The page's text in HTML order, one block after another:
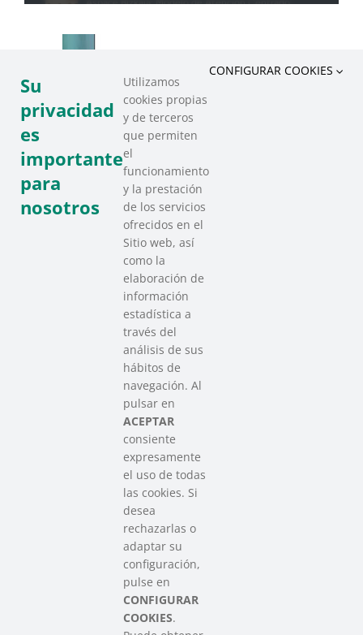
SAREEN SAREA
Asociación que agrupa a las redes
del Tercer Sector Social en Euskadi
Contacto
info@sareensarea.eu
Iparraguirre, 9 lonja – 48009 Bilbao
946 569 230
Colabora
Su
privacidad
es
importante
para
nosotros
Utilizamos
cookies propias
y de terceros
que permiten
el
funcionamiento
y la prestación
de los servicios
ofrecidos en el
Sitio web, así
como la
elaboración de
información
estadística a
través del
análisis de sus
hábitos de
navegación. Al
pulsar en
ACEPTAR
consiente
expresamente
el uso de todas
las cookies. Si
desea
rechazarlas o
adaptar su
configuración,
pulse en
CONFIGURAR
COOKIES.
CONFIGURAR COOKIES